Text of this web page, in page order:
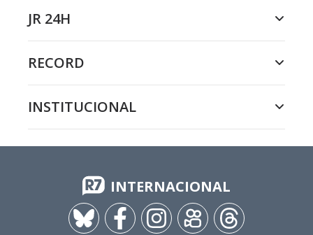
JR 24H
RECORD
INSTITUCIONAL
INTERNACIONAL